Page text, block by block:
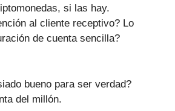
si las hay.
al cliente receptivo? Lo
de cuenta sencilla?
bueno para ser verdad?
del millón.